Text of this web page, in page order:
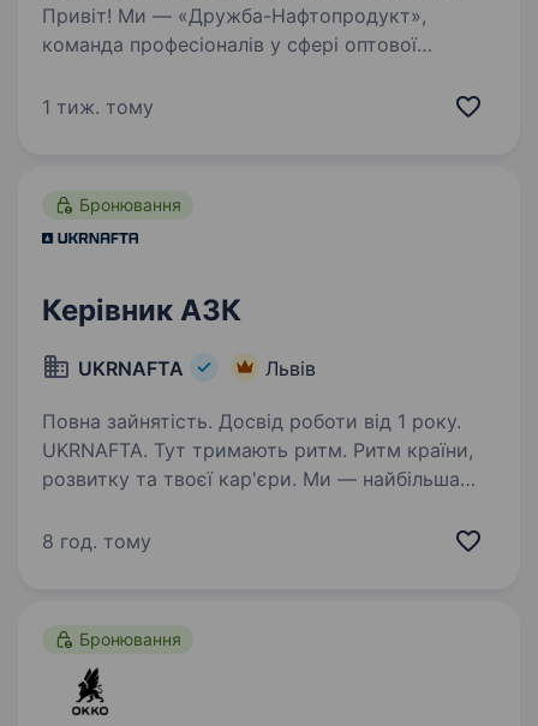
Привіт! Ми — «Дружба-Нафтопродукт»,
команда професіоналів у сфері оптової
цінує відповідальність, якість
1 тиж. тому
Бронювання
Керівник АЗК
UKRNAFTA Львів
Повна зайнятість. Досвід роботи від 1 року.
UKRNAFTA. Тут тримають ритм. Ритм країни,
розвитку та твоєї кар'єри. Ми — найбільша
це 2 000+ свердловин, майже 700 сучасних
8 год. тому
Бронювання